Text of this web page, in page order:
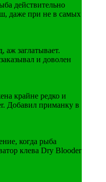
действительно
даже при не в самых
аж заглатывает.
и доволен
крайне редко и
Добавил приманку в
когда рыба
клева Dry Blooder